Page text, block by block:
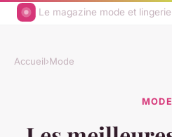
Le magazine mode et
Accueil›Mode
MODE